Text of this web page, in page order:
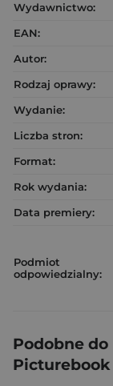
Wydawnictwo:
EAN:
Autor:
Rodzaj oprawy:
Wydanie:
Liczba stron:
Format:
Rok wydania:
Data premiery:
Podmiot
odpowiedzialny:
Podobne
Picturebook